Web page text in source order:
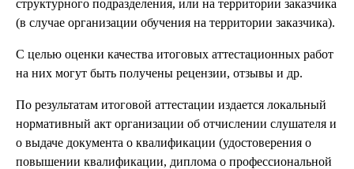
структурного подразделения, или на территории заказчика
(в случае организации обучения на территории заказчика).
С целью оценки качества итоговых аттестационных работ
на них могут быть получены рецензии, отзывы и др.
По результатам итоговой аттестации издается локальный
нормативный акт организации об отчислении слушателя и
о выдаче документа о квалификации (удостоверения о
повышении квалификации, диплома о профессиональной